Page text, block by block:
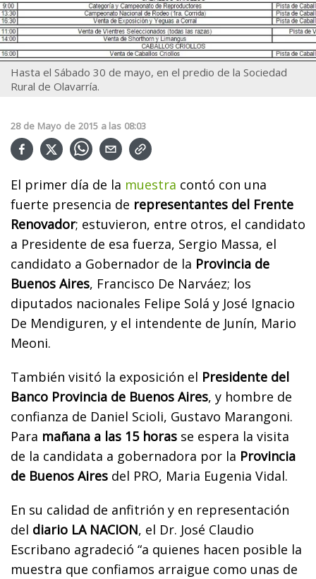
Hasta el Sábado 30 de mayo, en el predio de la Sociedad
Rural de Olavarría.
28 de Mayo de 2015 a las 08:03
El primer día de la muestra contó con una
fuerte presencia de representantes del Frente
Renovador; estuvieron, entre otros, el candidato
a Presidente de esa fuerza, Sergio Massa, el
candidato a Gobernador de la Provincia de
Buenos Aires, Francisco De Narváez; los
diputados nacionales Felipe Solá y José Ignacio
De Mendiguren, y el intendente de Junín, Mario
Meoni.
También visitó la exposición el Presidente del
Banco Provincia de Buenos Aires, y hombre de
confianza de Daniel Scioli, Gustavo Marangoni.
Para mañana a las 15 horas se espera la visita
de la candidata a gobernadora por la Provincia
de Buenos Aires del PRO, Maria Eugenia Vidal.
En su calidad de anfitrión y en representación
del diario LA NACION, el Dr. José Claudio
Escribano agradeció “a quienes hacen posible la
muestra que confiamos arraigue como unas de